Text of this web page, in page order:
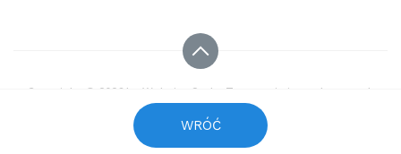
WRÓĆ
Copyright © 2026 by
Website Style. Tworzenie interaktywnych
stron www.